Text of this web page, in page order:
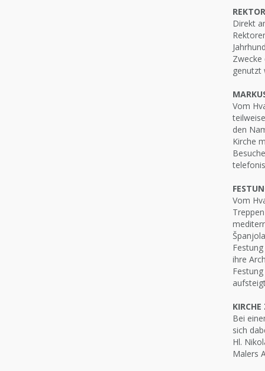
Direkt
Zwecke
genutzt
Vom
den
Kirche
Vom
ihre
Bei
sich
Hl.
Malers